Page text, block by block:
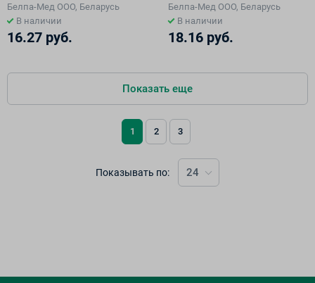
Белпа-Мед ООО, Беларусь
В наличии
16.27 руб.
Белпа-Мед ООО, Беларусь
В наличии
18.16 руб.
Показать еще
Показывать по: 24
1 2 3